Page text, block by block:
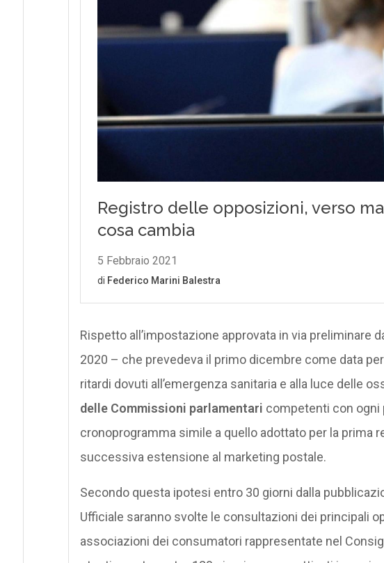
Rispetto all’impostazione approvata in via preliminare
2020 – che prevedeva il primo dicembre come data
ritardi dovuti all’emergenza sanitaria e alla luce delle
delle Commissioni parlamentari competenti con ogni
cronoprogramma simile a quello adottato per la prima
successiva estensione al marketing postale.
Secondo questa ipotesi entro 30 giorni dalla
Ufficiale saranno svolte le consultazioni dei principali
associazioni dei consumatori rappresentate nel